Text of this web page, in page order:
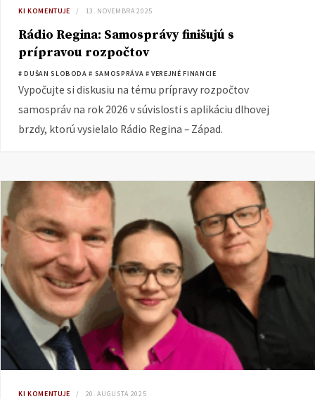
KI KOMENTUJE 13. NOVEMBRA 2025
Rádio Regina: Samosprávy finišujú s
prípravou rozpočtov
# DUŠAN SLOBODA # SAMOSPRÁVA # VEREJNÉ FINANCIE
Vypočujte si diskusiu na tému prípravy rozpočtov
samospráv na rok 2026 v súvislosti s aplikáciu dlhovej
brzdy, ktorú vysielalo Rádio Regina – Západ.
KI KOMENTUJE 20. AUGUSTA 2025